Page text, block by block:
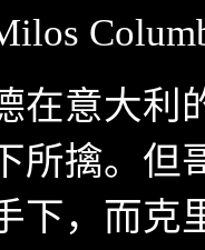
在意大利
所擒。但
下，而克